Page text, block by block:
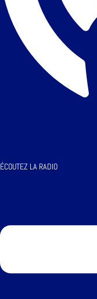
ÉCOUTEZ LA RADIO